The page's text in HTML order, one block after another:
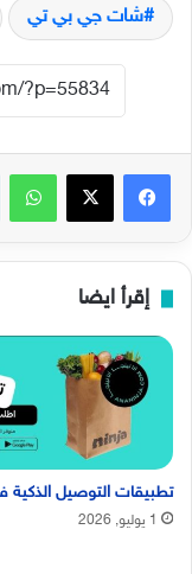
شات جي بي تي
فيسبوك‫X
إقرأ ايضا
تطبيقات التوصيل الذكية
1 يوليو, 2026